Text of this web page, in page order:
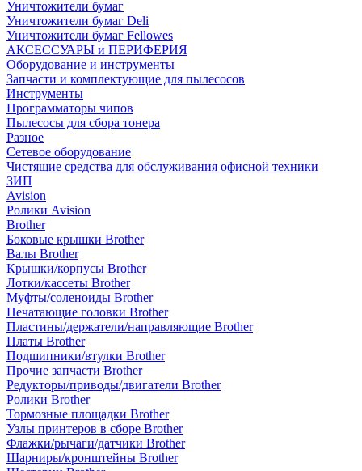
Уничтожители бумаг
Уничтожители бумаг Deli
Уничтожители бумаг Fellowes
АКСЕССУАРЫ и ПЕРИФЕРИЯ
Оборудование и инструменты
Запчасти и комплектующие для пылесосов
Инструменты
Программаторы чипов
Пылесосы для сбора тонера
Разное
Сетевое оборудование
Чистящие средства для обслуживания офисной техники
ЗИП
Avision
Ролики Avision
Brother
Боковые крышки Brother
Валы Brother
Крышки/корпусы Brother
Лотки/кассеты Brother
Муфты/соленоиды Brother
Печатающие головки Brother
Пластины/держатели/направляющие Brother
Платы Brother
Подшипники/втулки Brother
Прочие запчасти Brother
Редукторы/приводы/двигатели Brother
Ролики Brother
Тормозные площадки Brother
Узлы принтеров в сборе Brother
Флажки/рычаги/датчики Brother
Шарниры/кронштейны Brother